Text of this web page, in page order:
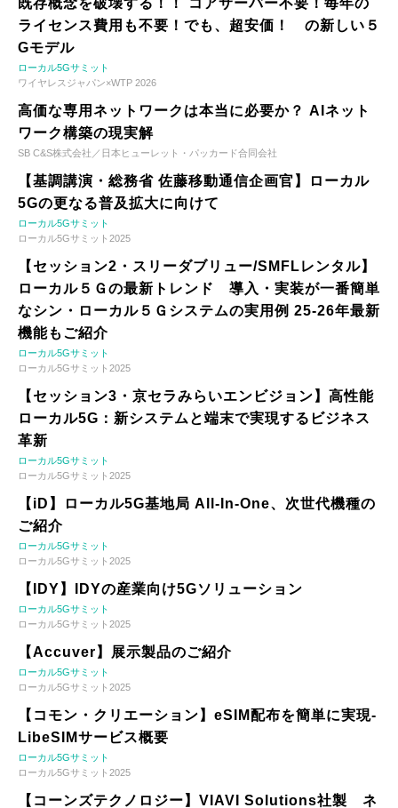
既存概念を破壊する！！ コアサーバー不要！毎年の
ライセンス費用も不要！でも、超安価！ の新しい５
Gモデル
ローカル5Gサミット
ワイヤレスジャパン×WTP 2026
高価な専用ネットワークは本当に必要か？ AIネット
ワーク構築の現実解
SB C&S株式会社／日本ヒューレット・パッカード合同会社
【基調講演・総務省 佐藤移動通信企画官】ローカル
5Gの更なる普及拡大に向けて
ローカル5Gサミット
ローカル5Gサミット2025
【セッション2・スリーダブリュー/SMFLレンタル】
ローカル５Ｇの最新トレンド 導入・実装が一番簡単
なシン・ローカル５Ｇシステムの実用例 25-26年最新
機能もご紹介
ローカル5Gサミット
ローカル5Gサミット2025
【セッション3・京セラみらいエンビジョン】高性能
ローカル5G：新システムと端末で実現するビジネス
革新
ローカル5Gサミット
ローカル5Gサミット2025
【iD】ローカル5G基地局 All-In-One、次世代機種の
ご紹介
ローカル5Gサミット
ローカル5Gサミット2025
【IDY】IDYの産業向け5Gソリューション
ローカル5Gサミット
ローカル5Gサミット2025
【Accuver】展示製品のご紹介
ローカル5Gサミット
ローカル5Gサミット2025
【コモン・クリエーション】eSIM配布を簡単に実現-
LibeSIMサービス概要
ローカル5Gサミット
ローカル5Gサミット2025
【コーンズテクノロジー】VIAVI Solutions社製 ネ